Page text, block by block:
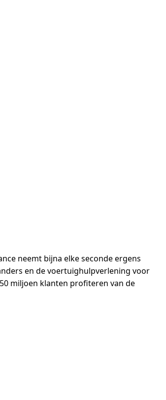
neemt bijna elke seconde ergens
en de voertuighulpverlening voor
miljoen klanten profiteren van de